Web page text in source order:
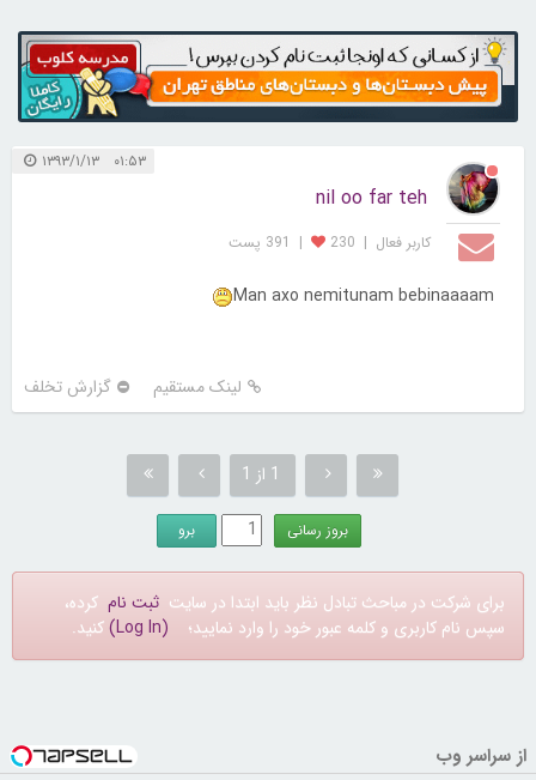
۰۱:۵۳ ۱۳۹۳/۱/۱۳
nil oo far teh
کاربر فعال |
230
| 391 پست
Man axo nemitunam bebinaaaam
لینک مستقیم گزارش تخلف
1 از 1
برای شرکت در مباحث تبادل نظر باید ابتدا در سایت ثبت نام کرده،
سپس نام کاربری و کلمه عبور خود را وارد نمایید؛ (Log In) کنید.
از سراسر وب